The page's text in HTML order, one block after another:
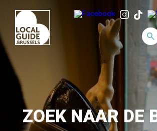
ZOEK NAAR DE